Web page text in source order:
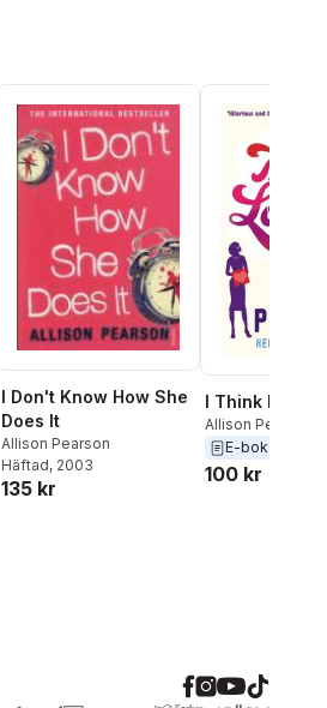
I Don't Know How She
Does It
Allison Pearson
Häftad, 2003
135 kr
I Think I Love
Allison Pearson
E-bok
100 kr